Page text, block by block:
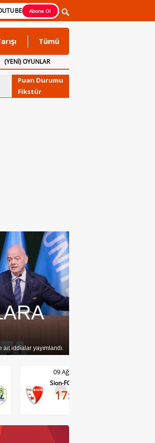
Abone Ol
Tümü
(YENİ) OYUNLAR
Puan Durumu
Fikstür
ait iddialar yayımlandı.
09 Ağustos
Sion-FC Vaduz
17:30
>